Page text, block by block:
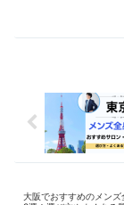
大阪でおすすめのメン